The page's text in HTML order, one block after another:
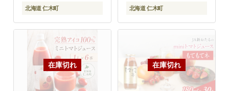
北海道 仁木町 北海道 仁木町